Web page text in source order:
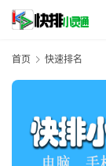
首页 快速排名